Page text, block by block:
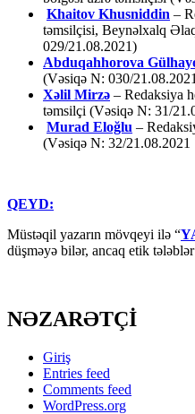
Khaitov Khusniddin –
təmsilçisi, Beynəlxalq
029/21.08.2021)
Abduqahhorova
(Vəsiqə N: 030/
Xəlil Mirzə – Redaksiya
təmsilçi (Vəsiqə N: 31/
Murad Eloğlu –
(Vəsiqə N: 32/21.08.2021
QEYD:
Müstəqil yazarın mövqeyi ilə “
düşməyə bilər, ancaq etik
NƏZARƏTÇİ
Giriş
Entries feed
Comments feed
WordPress.org